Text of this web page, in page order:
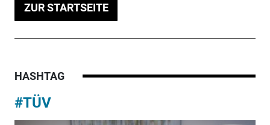
ZUR STARTSEITE
HASHTAG
#TÜV